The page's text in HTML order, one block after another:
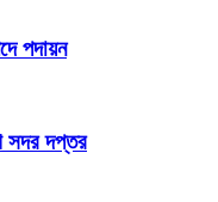
পদায়ন
সদর দপ্তর